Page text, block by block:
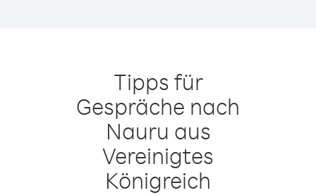
Tipps für
Gespräche nach
Nauru aus
Vereinigtes
Königreich